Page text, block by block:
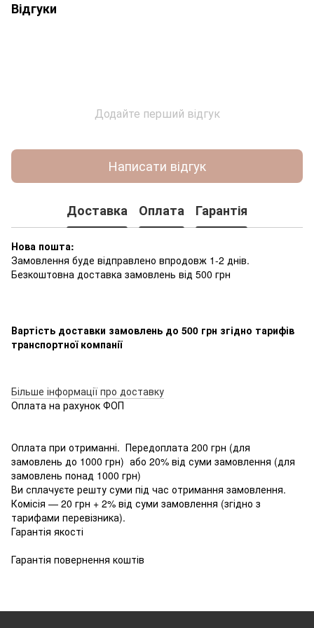
Відгуки
Додайте перший відгук
Написати відгук
Доставка Оплата Гарантія
Нова пошта:
Замовлення буде відправлено впродовж 1-2 днів.
Безкоштовна доставка замовлень від 500 грн
Вартість доставки замовлень до 500 грн згідно тарифів
транспортної компанії
Більше інформації про доставку
Оплата на рахунок ФОП
Оплата при отриманні. Передоплата 200 грн (для
замовлень до 1000 грн) або 20% від суми замовлення (для
замовлень понад 1000 грн)
Ви сплачуєте решту суми під час отримання замовлення.
Комісія — 20 грн + 2% від суми замовлення (згідно з
тарифами перевізника).
Гарантія якості
Гарантія повернення коштів